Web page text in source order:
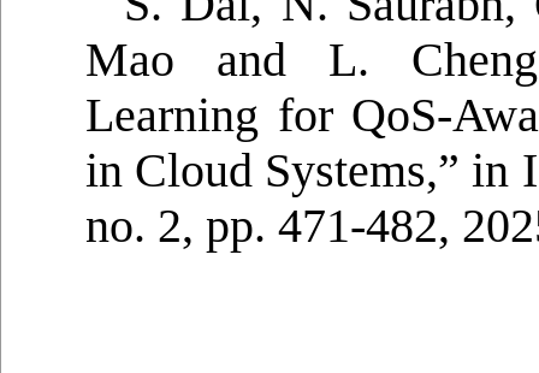
Mao and L.
Learning for QoS-
in Cloud Systems,” in
no. 2, pp. 471-482,